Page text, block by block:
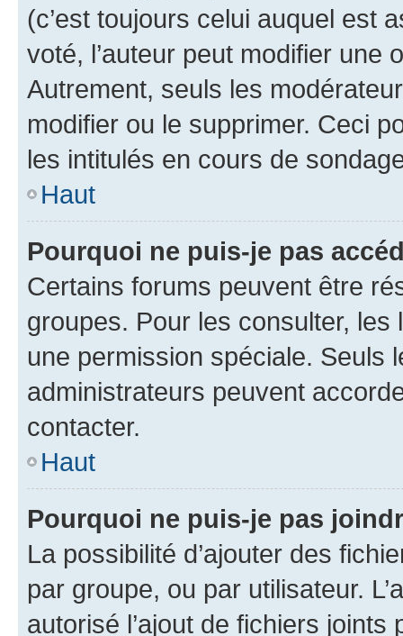
(c’est toujours celui auquel est
voté, l’auteur peut modifier une
Autrement, seuls les
modifier ou le supprimer. Ceci
les intitulés en cours de
Haut
Pourquoi ne puis-je pas
Certains forums peuvent être
groupes. Pour les consulter,
une permission spéciale. Seuls
administrateurs peuvent
contacter.
Haut
Pourquoi ne puis-je pas
La possibilité d’ajouter des
par groupe, ou par utilisateur.
autorisé l’ajout de fichiers